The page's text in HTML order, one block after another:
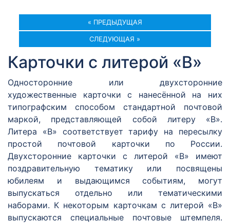
« ПРЕДЫДУЩАЯ
СЛЕДУЮЩАЯ »
Карточки с литерой «В»
Односторонние или двухсторонние
художественные карточки с нанесённой на них
типографским способом стандартной почтовой
маркой, представляющей собой литеру «В».
Литера «В» соответствует тарифу на пересылку
простой почтовой карточки по России.
Двухсторонние карточки с литерой «В» имеют
поздравительную тематику или посвящены
юбилеям и выдающимся событиям, могут
выпускаться отдельно или тематическими
наборами. К некоторым карточкам с литерой «В»
выпускаются специальные почтовые штемпеля.